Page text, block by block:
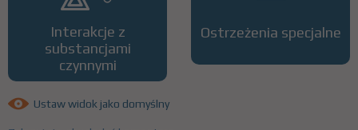
Interakcje z
substancjami
czynnymi
Ostrzeżenia specjalne
Ustaw widok jako domyślny